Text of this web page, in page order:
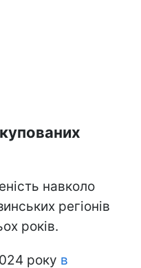
навколо
регіонів
років.
року в